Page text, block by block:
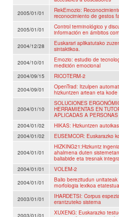
2005/01/01
RekEmozio:
reconocimiento de gestos
2005/01/01
Control terminológico y
información en ámbitos
2004/12/28
Euskarari aplikatutako
sintaktikoa.
2004/10/01
Emozio: estudio de
medición emocional
2004/09/15
RICOTERM-2
2004/09/01
OpenTrad: Itzulpen
hizkuntzen artean eta kode
2004/01/10
SOLUCIONES
HERRAMIENTAS EN
APLICADAS A
2004/01/02
HIKAS: Hizkuntzen
2004/01/02
EUSEMCOR: Euskarazko
2004/01/01
HIZKING21:Hizkuntz
ahalmena duten
baliabide eta tresnak
2004/01/01
VOLEM-2
2004/01/01
Balio berezitudun
morfologia lexikoa
2003/01/01
IHARDETSI: Corpus
erantzuteko sistema
2003/01/01
XUXENG: Euskarazko